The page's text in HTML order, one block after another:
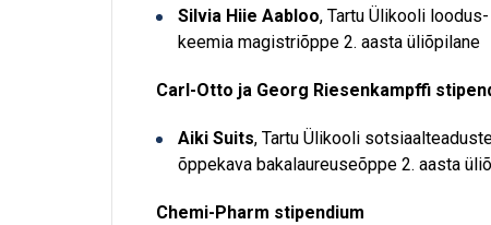
Silvia Hiie Aabloo, Tartu Ülikooli
keemia magistriõppe 2. aasta üliõpilane
Carl-Otto ja Georg Riesenkampffi
Aiki Suits, Tartu Ülikooli
õppekava bakalaureuseõppe 2. aasta
Chemi-Pharm stipendium